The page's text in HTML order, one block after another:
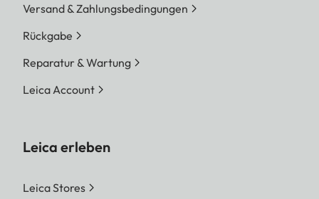
Versand & Zahlungsbedingungen
Rückgabe
Reparatur & Wartung
Leica Account
Leica erleben
Leica Stores